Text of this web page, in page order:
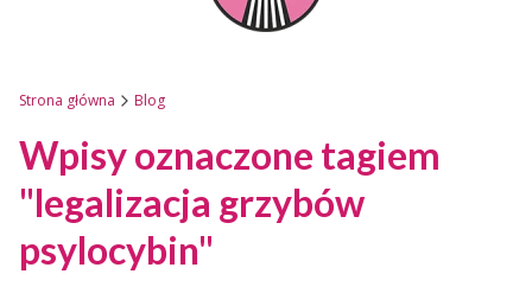
Strona główna Blog
Wpisy oznaczone tagiem
"legalizacja grzybów
psylocybin"